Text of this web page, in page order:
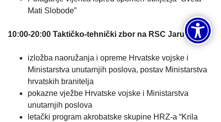
Mati Slobode”
10:00-20:00 Taktičko-tehnički zbor na RSC Jarun
izložba naoružanja i opreme Hrvatske vojske i
Ministarstva unutarnjih poslova, postav Ministarstva
hrvatskih branitelja
pokazne vježbe Hrvatske vojske i Ministarstva
unutarnjih poslova
letački program akrobatske skupine HRZ-a “Krila